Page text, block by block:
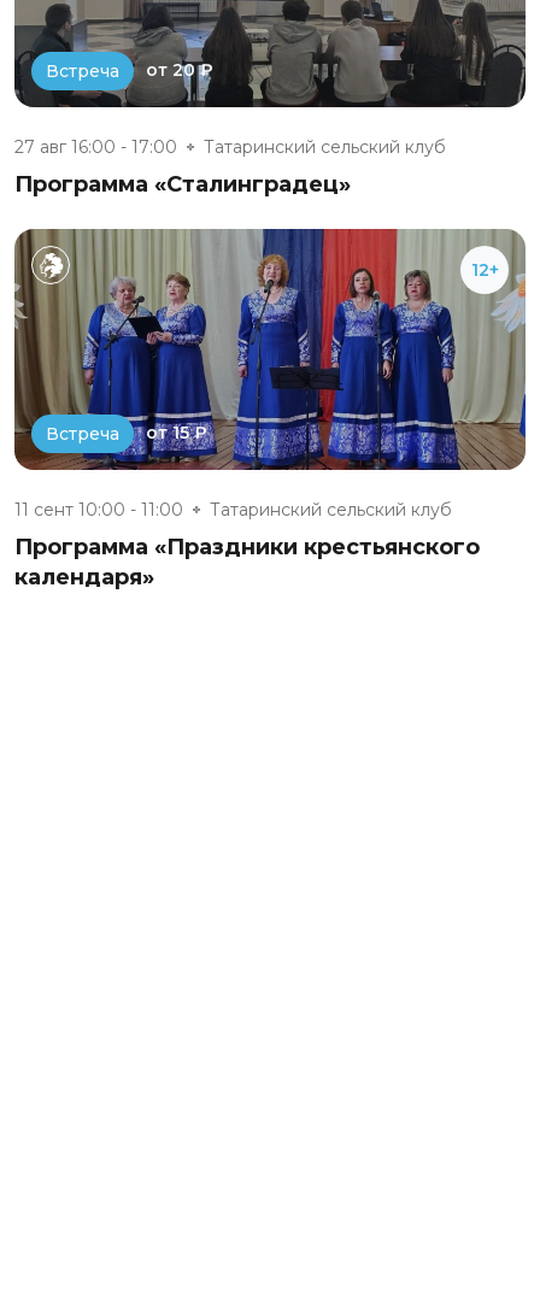
Встреча от 20 ₽
27 авг 16:00 - 17:00 Татаринский сельский клуб
Программа «Сталинградец»
12+
Встреча от 15 ₽
11 сент 10:00 - 11:00 Татаринский сельский клуб
Программа «Праздники крестьянского
календаря»